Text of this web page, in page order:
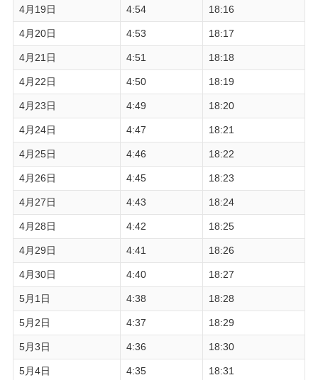
4月19日 4:54 18:16
4月20日 4:53 18:17
4月21日 4:51 18:18
4月22日 4:50 18:19
4月23日 4:49 18:20
4月24日 4:47 18:21
4月25日 4:46 18:22
4月26日 4:45 18:23
4月27日 4:43 18:24
4月28日 4:42 18:25
4月29日 4:41 18:26
4月30日 4:40 18:27
5月1日 4:38 18:28
5月2日 4:37 18:29
5月3日 4:36 18:30
5月4日 4:35 18:31